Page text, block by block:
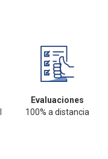
Evaluaciones
100% a distancia